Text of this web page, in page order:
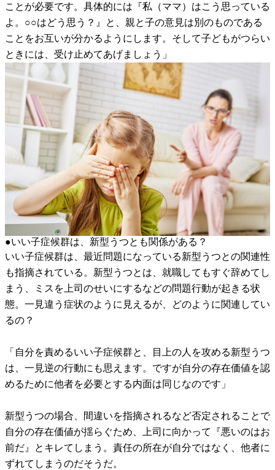
ことが必要です。具体的には『私（ママ）はこう思っている
よ。○○はどう思う？』と、親と子の意見は別のものである
ことをお互いが分かるようにします。そして子どもがつらい
ときには、受け止めてあげましょう」
●いい子症候群は、新型うつとも関係がある？
いい子症候群は、最近問題になっている新型うつとの関連性
も指摘されている。新型うつとは、就職してもすぐ辞めてし
まう、ミスを上司のせいにするなどの問題行動が起きる状
態。一見違う症状のように見えるが、どのように関連してい
るの？
「自分を責めるいい子症候群と、目上の人を攻める新型うつ
は、一見逆の行動にも思えます。ですが自分の存在価値を認
めるために他者を必要とする内面は同じなのです」
新型うつの場合、間違いを指摘されるなど否定されることで
自分の存在価値が揺らぐため、上司に向かって『悪いのはお
前だ』とキレてしまう。責任の所在が自分ではなく、他者に
ずれてしまうのだそうだ。